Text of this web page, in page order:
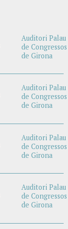
Auditori Palau
de Congressos
de Girona
Auditori Palau
de Congressos
de Girona
Auditori Palau
de Congressos
de Girona
Auditori Palau
de Congressos
de Girona